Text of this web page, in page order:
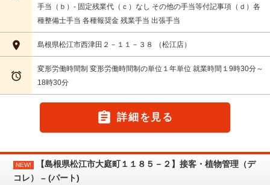
手当（ｂ）- 固定残業代（ｃ）なし その他の手当等付記事項（ｄ）各
種整備士手当 各種報奨金 残業手当 出張手当
 島根県松江市西津田２－１１－３８ （松江店）

変形労働時間制 変形労働時間制の単位１年単位 就業時間１9時30分～
18時30分
 詳細を見る
NEW!
【島根県松江市大庭町１１８５－２】接客・植物管理（デ
コレ） – (パート)